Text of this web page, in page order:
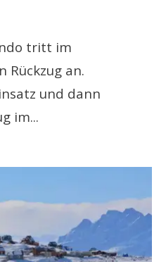
tritt im
Rückzug an.
und dann
im...